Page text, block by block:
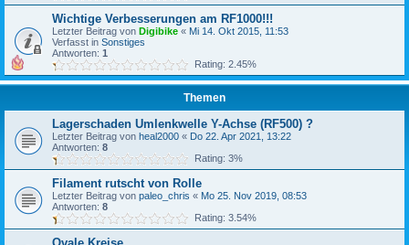
Wichtige Verbesserungen am RF1000!!!
Letzter Beitrag von Digibike « Mi 14. Okt 2015, 11:53
Verfasst in Sonstiges
Antworten: 1
Rating: 2.45%
Themen
Lagerschaden Umlenkwelle Y-Achse (RF500) ?
Letzter Beitrag von heal2000 « Do 22. Apr 2021, 13:22
Antworten: 8
Rating: 3%
Filament rutscht von Rolle
Letzter Beitrag von paleo_chris « Mo 25. Nov 2019, 08:53
Antworten: 8
Rating: 3.54%